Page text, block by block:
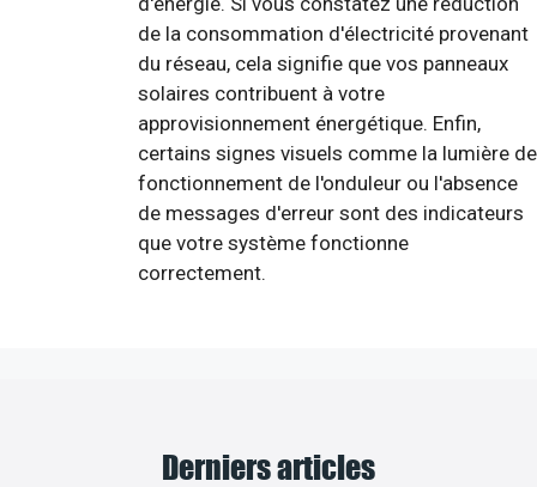
de la consommation d'électricité provenant
du réseau, cela signifie que vos panneaux
solaires contribuent à votre
approvisionnement énergétique. Enfin,
certains signes visuels comme la lumière de
fonctionnement de l'onduleur ou l'absence
de messages d'erreur sont des indicateurs
que votre système fonctionne
correctement.
Derniers articles